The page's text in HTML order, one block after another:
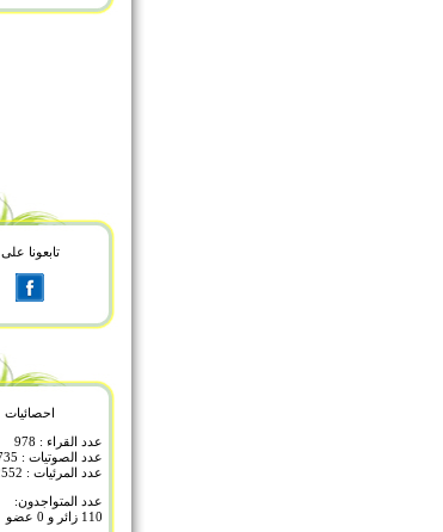
تابعونا على
احصائيات
عدد القراء : 978
عدد الصوتيات : 55735
عدد المرئيات : 2552
عدد المتواجدون:
110 زائر و 0 عضو